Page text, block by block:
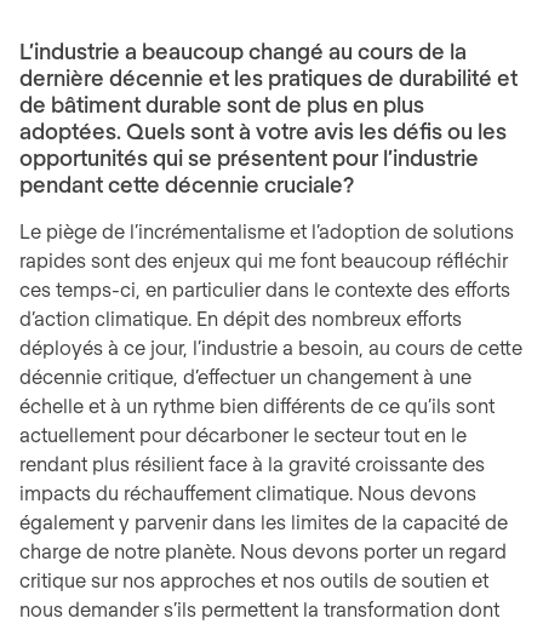
L’industrie a beaucoup changé au cours de la
dernière décennie et les pratiques de durabilité et
de bâtiment durable sont de plus en plus
adoptées. Quels sont à votre avis les défis ou les
opportunités qui se présentent pour l’industrie
pendant cette décennie cruciale?
Le piège de l’incrémentalisme et l’adoption de solutions
rapides sont des enjeux qui me font beaucoup réfléchir
ces temps-ci, en particulier dans le contexte des efforts
d’action climatique. En dépit des nombreux efforts
déployés à ce jour, l’industrie a besoin, au cours de cette
décennie critique, d’effectuer un changement à une
échelle et à un rythme bien différents de ce qu’ils sont
actuellement pour décarboner le secteur tout en le
rendant plus résilient face à la gravité croissante des
impacts du réchauffement climatique. Nous devons
également y parvenir dans les limites de la capacité de
charge de notre planète. Nous devons porter un regard
critique sur nos approches et nos outils de soutien et
nous demander s’ils permettent la transformation dont